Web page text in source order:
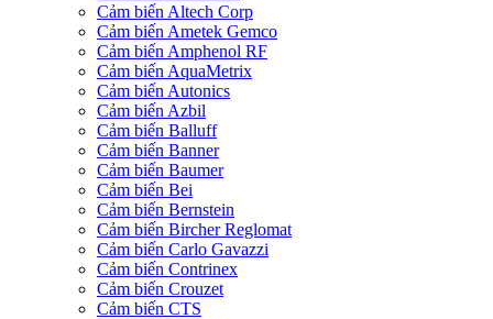
Cảm biến Altech Corp
Cảm biến Ametek Gemco
Cảm biến Amphenol RF
Cảm biến AquaMetrix
Cảm biến Autonics
Cảm biến Azbil
Cảm biến Balluff
Cảm biến Banner
Cảm biến Baumer
Cảm biến Bei
Cảm biến Bernstein
Cảm biến Bircher Reglomat
Cảm biến Carlo Gavazzi
Cảm biến Contrinex
Cảm biến Crouzet
Cảm biến CTS